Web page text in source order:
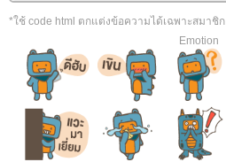
*ใช้ code html ตกแต่งข้อความได้เฉพาะสมาชิก
Emotion